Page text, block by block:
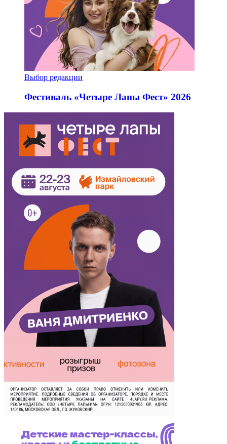
Выбор редакции
Фестиваль «Четыре Лапы Фест» 2026